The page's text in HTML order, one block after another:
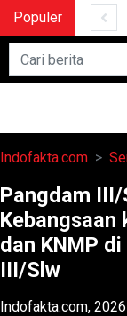
Populer
POLRESTABES MEDAN HADIRI JAMUAN MAKAN MALAM WAKA POLDA SUMUT BRIGJEN POL JAWARI
Indofakta.com
Pangdam
Kebangsaan
dan KNMP
III/Slw
Indofakta.com,